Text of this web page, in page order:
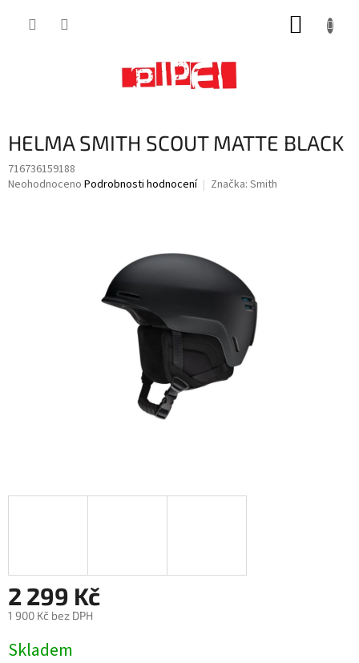
HELMA SMITH SCOUT MATTE BLACK
716736159188
Průměrné
Neohodnoceno Podrobnosti hodnocení Značka: Smith
2 299 Kč
1 900 Kč bez DPH
cena:
Skladem